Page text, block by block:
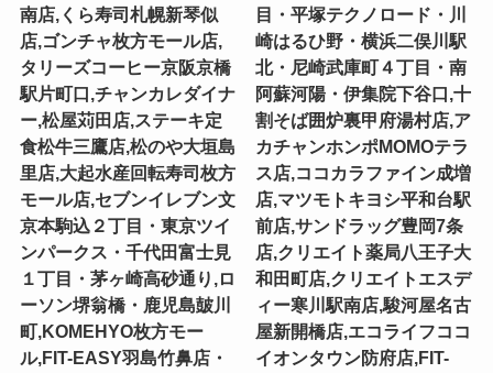
南店,くら寿司札幌新琴似
店,ゴンチャ枚方モール店,
タリーズコーヒー京阪京橋
駅片町口,チャンカレダイナ
ー,松屋苅田店,ステーキ定
食松牛三鷹店,松のや大垣島
里店,大起水産回転寿司枚方
モール店,セブンイレブン文
京本駒込２丁目・東京ツイ
ンパークス・千代田富士見
１丁目・茅ヶ崎高砂通り,ロ
ーソン堺翁橋・鹿児島皷川
町,KOMEHYO枚方モー
ル,FIT-EASY羽島竹鼻店・
目・平塚テクノロード・川
崎はるひ野・横浜二俣川駅
北・尼崎武庫町４丁目・南
阿蘇河陽・伊集院下谷口,十
割そば囲炉裏甲府湯村店,ア
カチャンホンポMOMOテラ
ス店,ココカラファイン成増
店,マツモトキヨシ平和台駅
前店,サンドラッグ豊岡7条
店,クリエイト薬局八王子大
和田町店,クリエイトエスデ
ィー寒川駅南店,駿河屋名古
屋新開橋店,エコライフココ
イオンタウン防府店,FIT-